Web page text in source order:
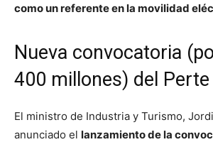
como un referente en la movilidad
Nueva convocatoria
400 millones) del Perte
El ministro de Industria y Turismo,
anunciado el lanzamiento de la